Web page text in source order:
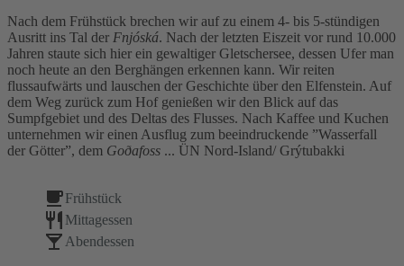
Nach dem Frühstück brechen wir auf zu einem 4- bis 5-stündigen
Ausritt ins Tal der Fnjóská. Nach der letzten Eiszeit vor rund 10.000
Jahren staute sich hier ein gewaltiger Gletschersee, dessen Ufer man
noch heute an den Berghängen erkennen kann. Wir reiten
flussaufwärts und lauschen der Geschichte über den Elfenstein. Auf
dem Weg zurück zum Hof genießen wir den Blick auf das
Sumpfgebiet und des Deltas des Flusses. Nach Kaffee und Kuchen
unternehmen wir einen Ausflug zum beeindruckende ”Wasserfall
der Götter”, dem Goðafoss ... ÜN Nord-Island/ Grýtubakki
Frühstück
Mittagessen
Abendessen